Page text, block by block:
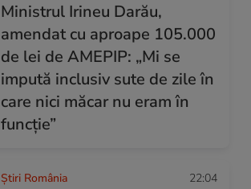
Ministrul Irineu Darău,
amendat cu aproape 105.000
de lei de AMEPIP: „Mi se
impută inclusiv sute de zile în
care nici măcar nu eram în
funcție”
Știri România 22:04